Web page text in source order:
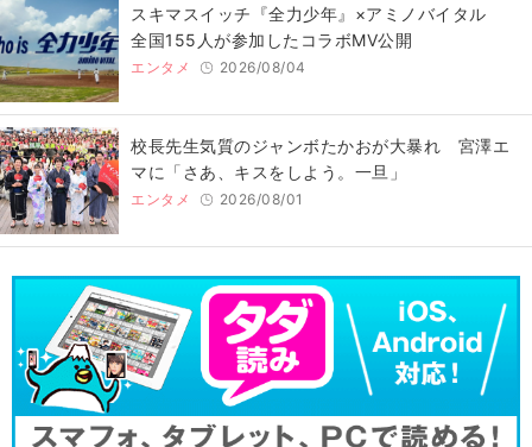
スキマスイッチ『全力少年』×アミノバイタル
全国155人が参加したコラボMV公開
エンタメ 2026/08/04
校長先生気質のジャンボたかおが大暴れ 宮澤エ
マに「さあ、キスをしよう。一旦」
エンタメ 2026/08/01